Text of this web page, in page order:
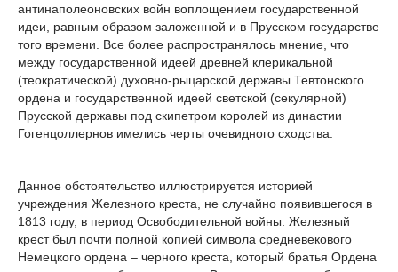
антинаполеоновских войн воплощением государственной
идеи, равным образом заложенной и в Прусском государстве
того времени. Все более распространялось мнение, что
между государственной идеей древней клерикальной
(теократической) духовно-рыцарской державы Тевтонского
ордена и государственной идеей светской (секулярной)
Прусской державы под скипетром королей из династии
Гогенцоллернов имелись черты очевидного сходства.
Данное обстоятельство иллюстрируется историей
учреждения Железного креста, не случайно появившегося в
1813 году, в период Освободительной войны. Железный
крест был почти полной копией символа средневекового
Немецкого ордена – черного креста, который братья Ордена